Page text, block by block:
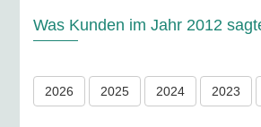
Was Kunden im Jahr 2012
2026 2025 2024 2023